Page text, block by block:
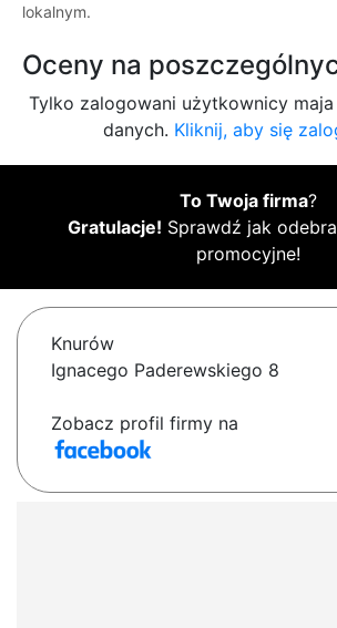
lokalnym.
Oceny na
Tylko zalogowani użytkownicy
danych. Kliknij, aby się
To Twoja firma?
Gratulacje! Sprawdź jak
promocyjne!
Knurów
Ignacego Paderewskiego 8
Zobacz profil firmy na